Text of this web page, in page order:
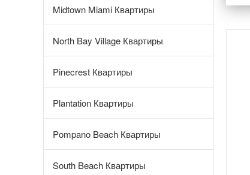
Midtown Miami Квартиры
North Bay Village Квартиры
Pinecrest Квартиры
Plantation Квартиры
Pompano Beach Квартиры
South Beach Квартиры